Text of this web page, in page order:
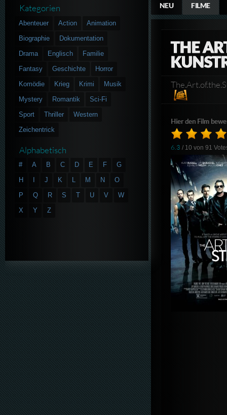
NEU FILME
THE
Hier den Film
6.3 / 10 von91
Kategorien
Abenteuer Action
Animation
Biographie
Dokumentation
Drama
Englisch
Familie
Fantasy
Geschichte
Horror
Komödie
Krieg Krimi
Musik
Mystery
Romantik
Sci-Fi
Sport
Thriller
Western
Zeichentrick
Alphabetisch
# A B C D E F
G
H
J K L M N
O
P
Q R S T U V
W
X
Y Z